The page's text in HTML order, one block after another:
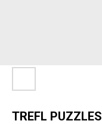
TREFL PUZZLES